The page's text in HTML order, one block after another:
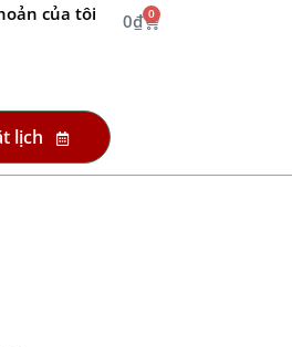
của tôi 0₫ 0
lịch